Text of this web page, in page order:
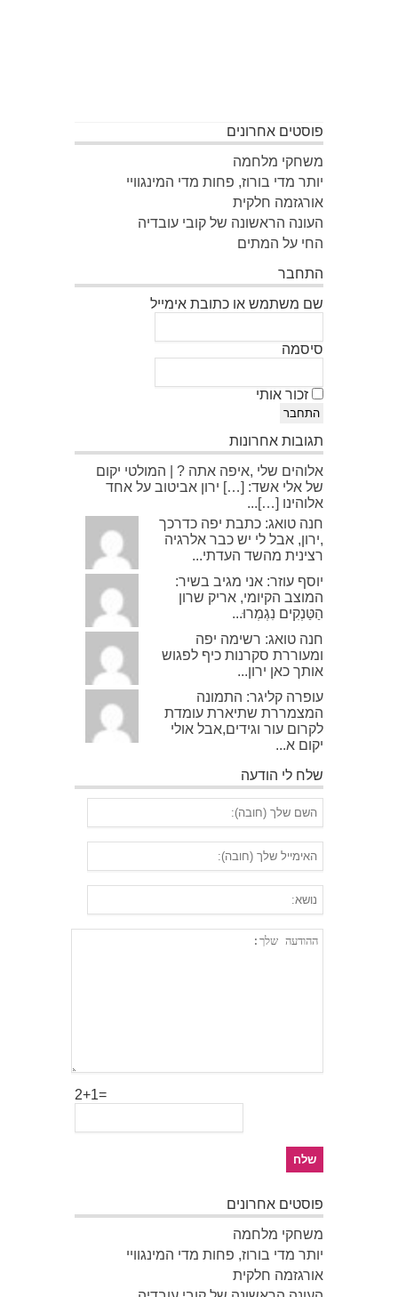
פוסטים אחרונים
משחקי מלחמה
יותר מדי בורוז, פחות מדי המינגוויי
אורגזמה חלקית
העונה הראשונה של קובי עובדיה
החי על המתים
התחבר
שם משתמש או כתובת אימייל
סיסמה
זכור אותי
התחבר
תגובות אחרונות
אלוהים שלי ,איפה אתה ? | המולטי יקום
של אלי אשד: […] ירון אביטוב על אחד
אלוהינו […]...
חנה טואג: כתבת יפה כדרכך
,ירון, אבל לי יש כבר אלרגיה
רצינית מהשד העדתי...
יוסף עוזר: אני מגיב בשיר:
המוצב הקיומי, אריק שרון
הַטַּנְקִים נִגְמְרוּ...
חנה טואג: רשימה יפה
ומעוררת סקרנות כיף לפגוש
אותך כאן ירון...
עופרה קליגר: התמונה
המצמררת שתיארת עומדת
לקרום עור וגידים,אבל אולי
יקום א...
שלח לי הודעה
2+1=
פוסטים אחרונים
משחקי מלחמה
יותר מדי בורוז, פחות מדי המינגוויי
אורגזמה חלקית